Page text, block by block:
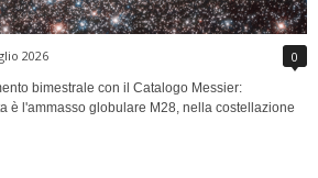
2026 0
bimestrale con il Catalogo Messier:
è l'ammasso globulare M28, nella costellazione